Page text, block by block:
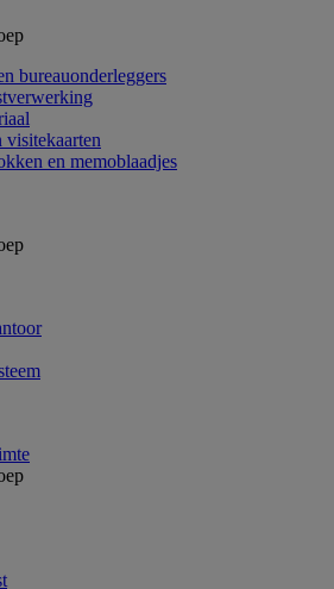
bureauonderleggers
visitekaarten
en memoblaadjes